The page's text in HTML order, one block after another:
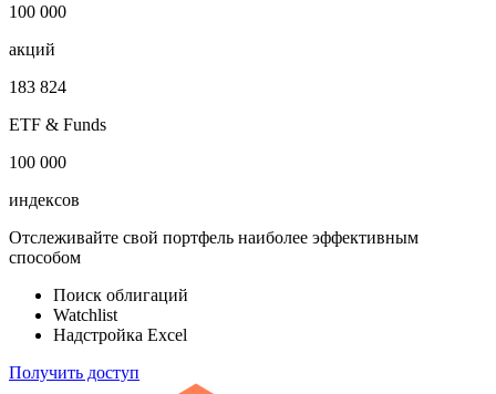
100 000
акций
183 824
ETF & Funds
100 000
индексов
Отслеживайте свой портфель наиболее эффективным
способом
Поиск облигаций
Watchlist
Надстройка Excel
Получить доступ